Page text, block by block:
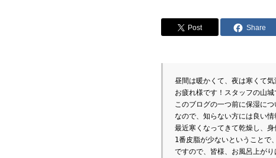
Post Share
昼間は暖かくて、夜は寒くて
お疲れ様です！スタッフの山城
このブログの一つ前に保湿に
なので、知らない方には良い
最近寒くなってきて乾燥し、
1番皮脂が少ないということで
ですので、皆様、お風呂上が